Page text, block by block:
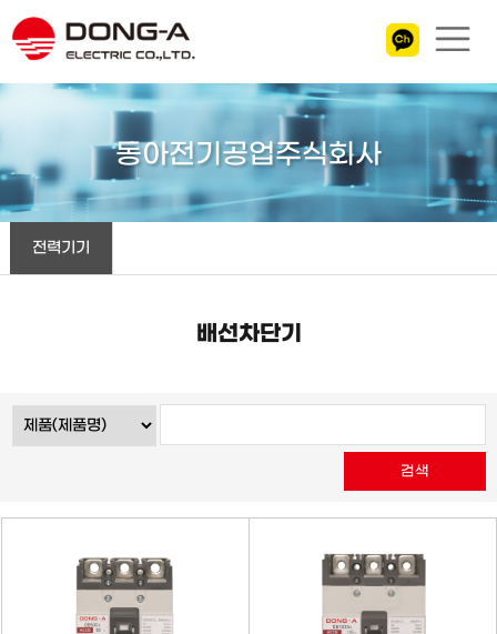
동아전기공업주식회사
전력기기
배선차단기
검색